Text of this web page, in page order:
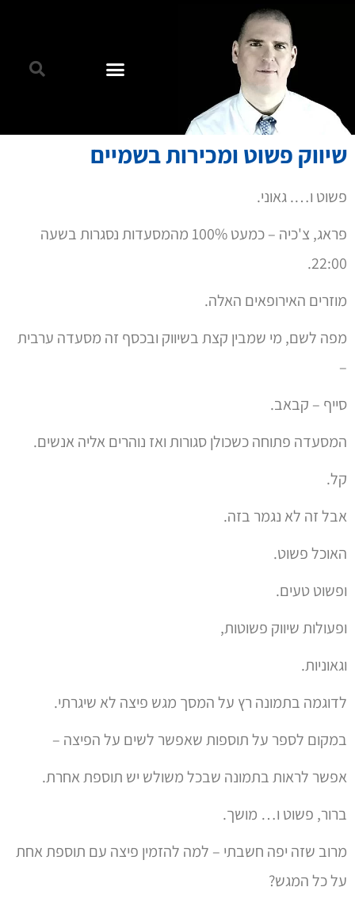
שיווק פשוט ומכירות בשמיים
פשוט ו…. גאוני.
פראג, צ'כיה – כמעט 100% מהמסעדות נסגרות בשעה
22:00.
מוזרים האירופאים האלה.
מפה לשם, מי שמבין קצת בשיווק ובכסף זה מסעדה ערבית
–
סייף – קבאב.
המסעדה פתוחה כשכולן סגורות ואז נוהרים אליה אנשים.
קל.
אבל זה לא נגמר בזה.
האוכל פשוט.
ופשוט טעים.
ופעולות שיווק פשוטות,
וגאוניות.
לדוגמה בתמונה רץ על המסך מגש פיצה לא שיגרתי.
במקום לספר על תוספות שאפשר לשים על הפיצה –
אפשר לראות בתמונה שבכל משולש יש תוספת אחרת.
ברור, פשוט ו… מושך.
מרוב שזה יפה חשבתי – למה להזמין פיצה עם תוספת אחת
על כל המגש?